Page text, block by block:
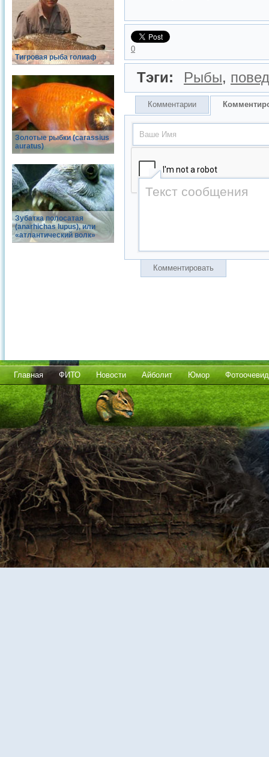
Тигровая рыба голиаф
Золотые рыбки (carassius
auratus)
Зубатка полосатая
(anarhichas lupus), или
«атлантический волк»
0
Тэги: Рыбы,
Комментарии
Комментировать
Главная ФИТО Новости Айболит Юмор